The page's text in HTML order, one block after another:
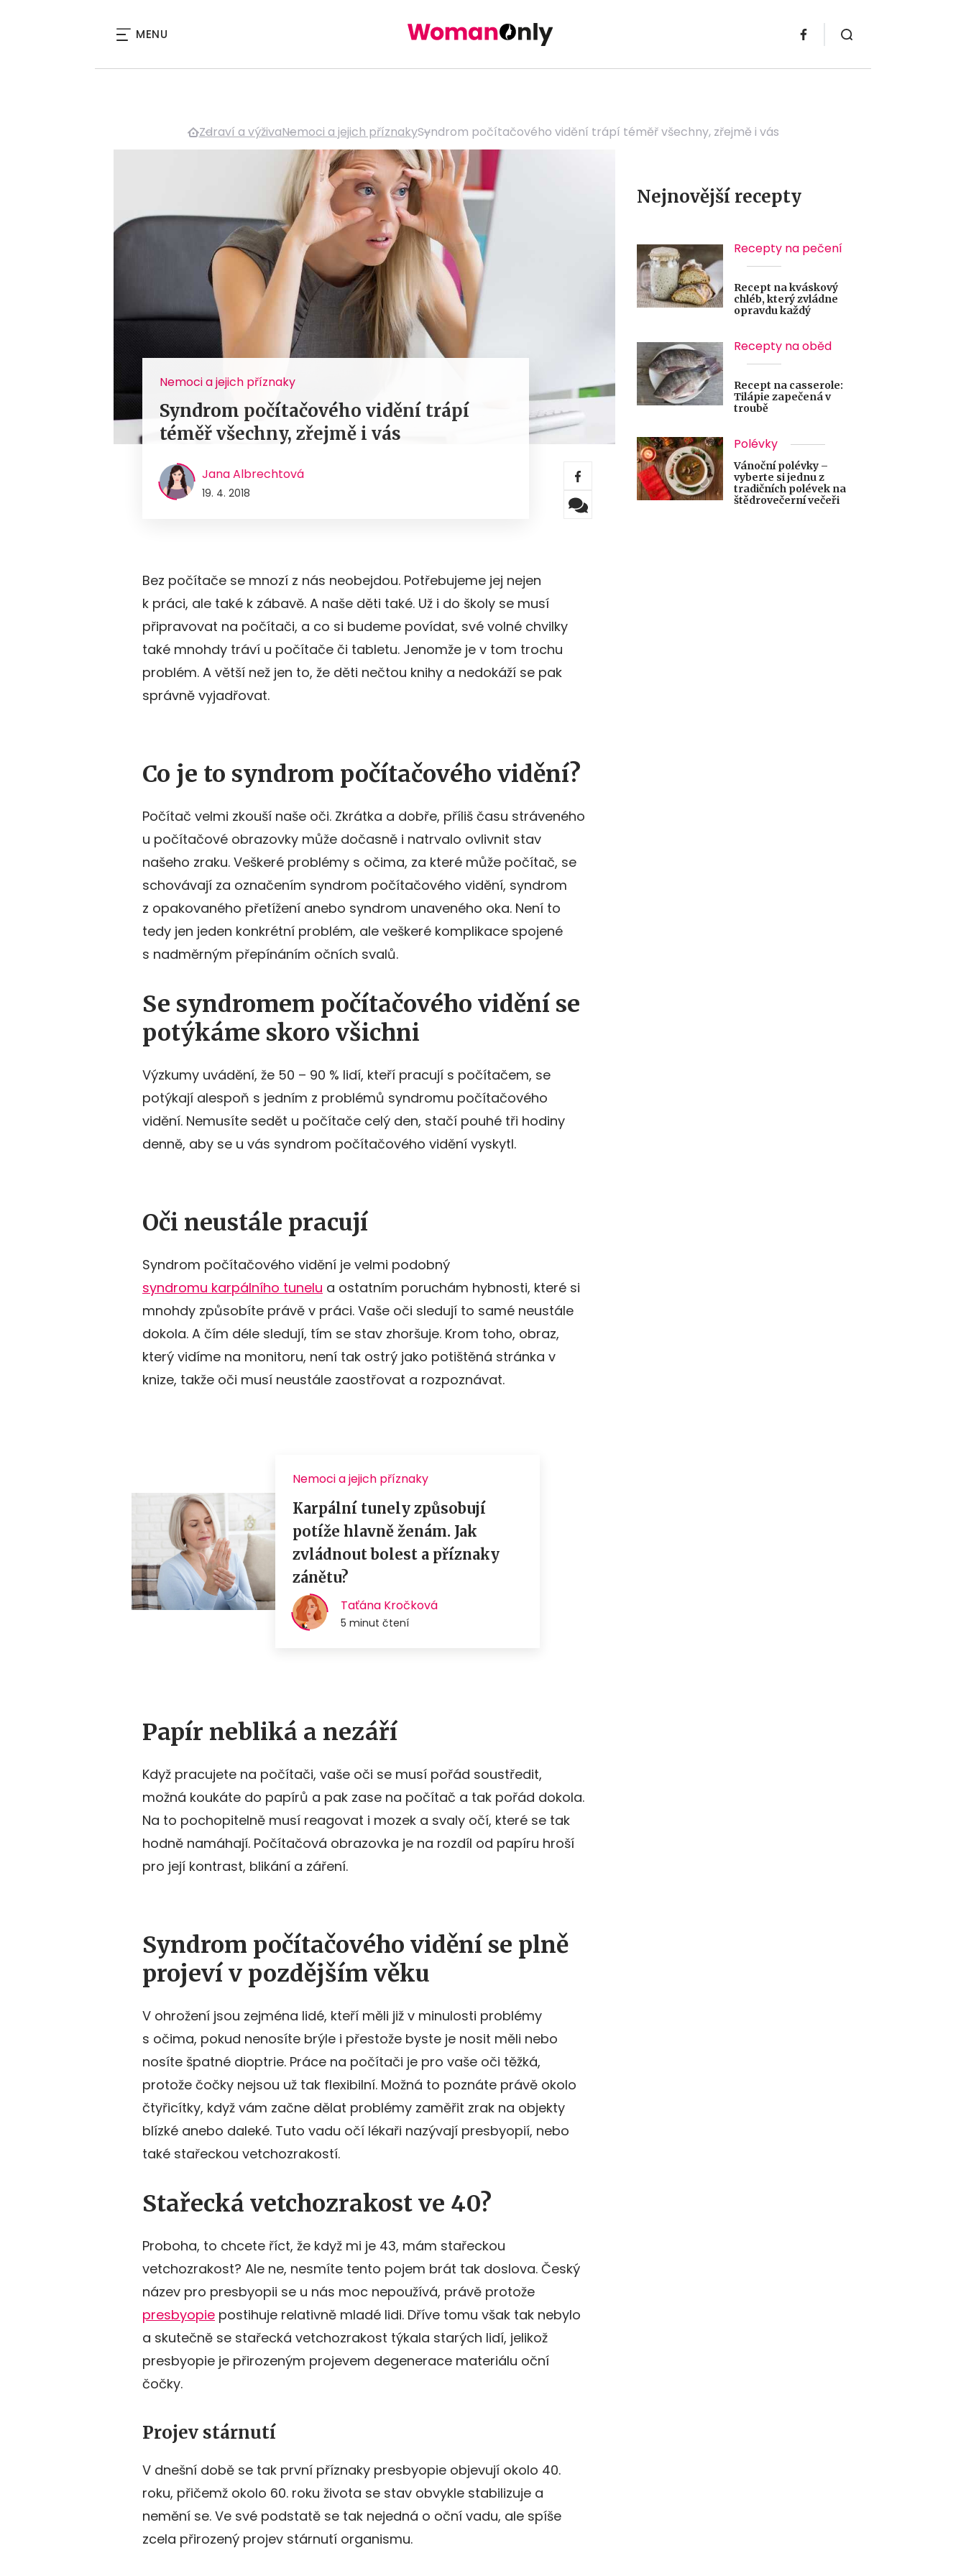
MENU
Zdraví a výživaNemoci a jejich příznakySyndrom počítačového vidění trápí téměř všechny, zřejmě i vás
Nemoci a jejich příznaky
Syndrom počítačového vidění trápí
téměř všechny, zřejmě i vás
Jana Albrechtová
19. 4. 2018
Bez počítače se mnozí z nás neobejdou. Potřebujeme jej nejen
k práci, ale také k zábavě. A naše děti také. Už i do školy se musí
připravovat na počítači, a co si budeme povídat, své volné chvilky
také mnohdy tráví u počítače či tabletu. Jenomže je v tom trochu
problém. A větší než jen to, že děti nečtou knihy a nedokáží se pak
správně vyjadřovat.
Co je to syndrom počítačového vidění?
Počítač velmi zkouší naše oči. Zkrátka a dobře, příliš času stráveného
u počítačové obrazovky může dočasně i natrvalo ovlivnit stav
našeho zraku. Veškeré problémy s očima, za které může počítač, se
schovávají za označením syndrom počítačového vidění, syndrom
z opakovaného přetížení anebo syndrom unaveného oka. Není to
tedy jen jeden konkrétní problém, ale veškeré komplikace spojené
s nadměrným přepínáním očních svalů.
Se syndromem počítačového vidění se
potýkáme skoro všichni
Výzkumy uvádění, že 50 – 90 % lidí, kteří pracují s počítačem, se
potýkají alespoň s jedním z problémů syndromu počítačového
vidění. Nemusíte sedět u počítače celý den, stačí pouhé tři hodiny
denně, aby se u vás syndrom počítačového vidění vyskytl.
Oči neustále pracují
Syndrom počítačového vidění je velmi podobný
syndromu karpálního tunelu a ostatním poruchám hybnosti, které si
mnohdy způsobíte právě v práci. Vaše oči sledují to samé neustále
dokola. A čím déle sledují, tím se stav zhoršuje. Krom toho, obraz,
který vidíme na monitoru, není tak ostrý jako potištěná stránka v
knize, takže oči musí neustále zaostřovat a rozpoznávat.
Papír nebliká a nezáří
Když pracujete na počítači, vaše oči se musí pořád soustředit,
možná koukáte do papírů a pak zase na počítač a tak pořád dokola.
Na to pochopitelně musí reagovat i mozek a svaly očí, které se tak
hodně namáhají. Počítačová obrazovka je na rozdíl od papíru hroší
pro její kontrast, blikání a záření.
Syndrom počítačového vidění se plně
projeví v pozdějším věku
V ohrožení jsou zejména lidé, kteří měli již v minulosti problémy
s očima, pokud nenosíte brýle i přestože byste je nosit měli nebo
nosíte špatné dioptrie. Práce na počítači je pro vaše oči těžká,
protože čočky nejsou už tak flexibilní. Možná to poznáte právě okolo
čtyřicítky, když vám začne dělat problémy zaměřit zrak na objekty
blízké anebo daleké. Tuto vadu očí lékaři nazývají presbyopií, nebo
také stařeckou vetchozrakostí.
Stařecká vetchozrakost ve 40?
Proboha, to chcete říct, že když mi je 43, mám stařeckou
vetchozrakost? Ale ne, nesmíte tento pojem brát tak doslova. Český
název pro presbyopii se u nás moc nepoužívá, právě protože
presbyopie postihuje relativně mladé lidi. Dříve tomu však tak nebylo
a skutečně se stařecká vetchozrakost týkala starých lidí, jelikož
presbyopie je přirozeným projevem degenerace materiálu oční
čočky.
Projev stárnutí
V dnešní době se tak první příznaky presbyopie objevují okolo 40.
roku, přičemž okolo 60. roku života se stav obvykle stabilizuje a
nemění se. Ve své podstatě se tak nejedná o oční vadu, ale spíše
zcela přirozený projev stárnutí organismu.
Nejnovější recepty
Recepty na pečení
Recept na kváskový
chléb, který zvládne
opravdu každý
Recepty na oběd
Recept na casserole:
Tilápie zapečená v
troubě
Polévky
Vánoční polévky –
vyberte si jednu z
tradičních polévek na
štědrovečerní večeři